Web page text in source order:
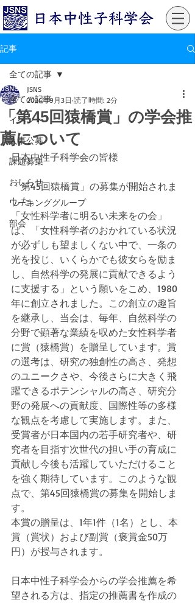
記事
全ての記事
イベント
人事公募
課題募集
おしらせ
ワーキンググループ
部会
全ての記事
「第45回猿橋賞」の学会推
薦について
JSNS
2024年9月3日 読了時間: 2分
日本中性子科学会の皆様
「第45回猿橋賞」の募集が開始されま
した。
「女性科学者に明るい未来をの会」
は、「女性科学者のおかれている状況
が必ずしも望ましくない中で、一条の
光を投じ、いくらかでも彼女らを励ま
し、自然科学の発展に貢献できるよう
に支援する」という願いをこめ、1980
年に創立されました。この創立の趣旨
を継承し、当会は、毎年、自然科学の
分野で顕著な業績を収めた女性科学者
に賞（猿橋賞）を贈呈しています。賞
の選考は、研究の独創性の高さ、発想
のユニークさや、今後さらに大きく飛
躍できるポテンシャルの高さ、研究分
野の発展への貢献度、国際性等の多様
な観点を考慮して実施します。また、
受賞者が日本国内の若手研究者や、研
究者を目指す次世代の担い手の育成に
貢献し今後も活躍していただけること
を強く期待しています。このような観
点で、第45回猿橋賞の募集を開始しま
す。
本賞の贈呈は、1年1件（1名）とし、本
賞（賞状）および副賞（褒賞金50万
円）が授与されます。
日本中性子科学会からの学会推薦を希
望される方は、指定の推薦書を作成の